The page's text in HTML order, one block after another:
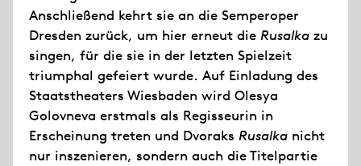
Anschließend kehrt sie an die Semperoper
Dresden zurück, um hier erneut die Rusalka zu
singen, für die sie in der letzten Spielzeit
triumphal gefeiert wurde. Auf Einladung des
Staatstheaters Wiesbaden wird Olesya
Golovneva erstmals als Regisseurin in
Erscheinung treten und Dvoraks Rusalka nicht
nur inszenieren, sondern auch die Titelpartie